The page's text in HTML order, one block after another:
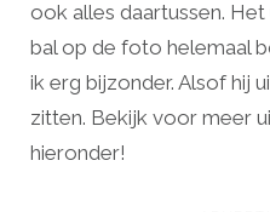
ook alles daartussen.
bal op de foto helemaal
ik erg bijzonder. Alsof hij
zitten. Bekijk voor meer
hieronder!